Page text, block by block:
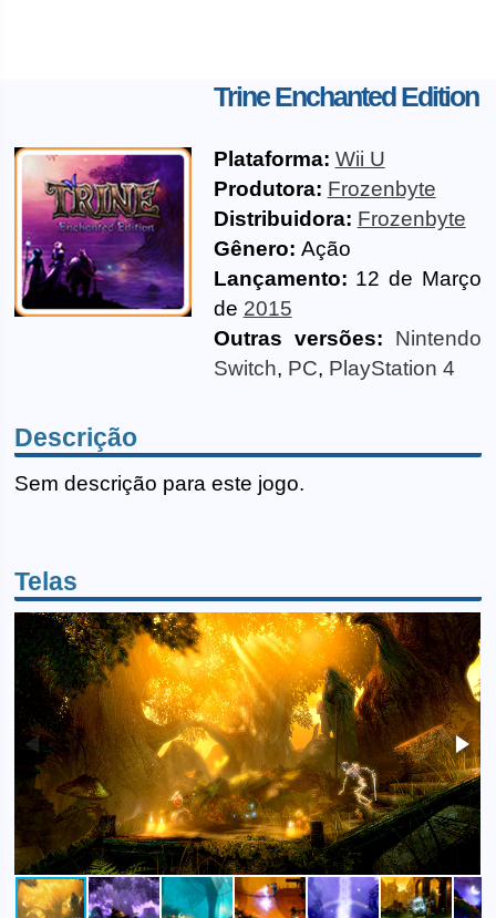
Trine Enchanted Edition
Plataforma: Wii U
Produtora: Frozenbyte
Distribuidora: Frozenbyte
Gênero: Ação
Lançamento: 12 de Março
de 2015
Outras versões:
Nintendo
Switch, PC, PlayStation 4
Descrição
Sem descrição para este jogo.
Telas